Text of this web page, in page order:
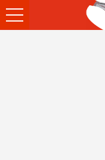
Ouvrir
le